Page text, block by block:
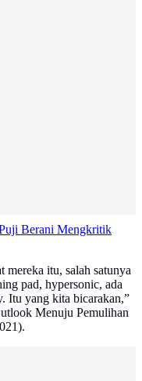
Berani Mengkritik
mereka itu, salah satunya
pad, hypersonic, ada
Itu yang kita bicarakan,”
Menuju Pemulihan